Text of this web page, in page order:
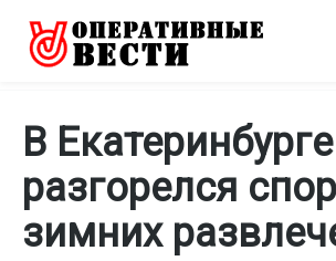
В
разгорелся
зимних